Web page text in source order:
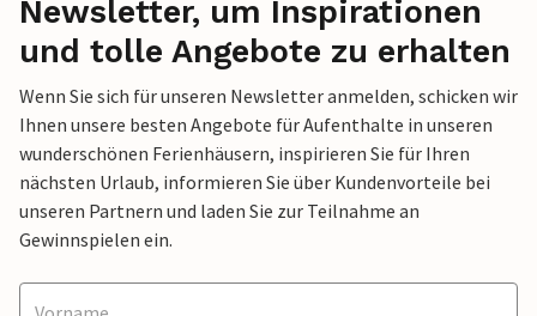
Newsletter, um Inspirationen
und tolle Angebote zu erhalten
Wenn Sie sich für unseren Newsletter anmelden, schicken wir
Ihnen unsere besten Angebote für Aufenthalte in unseren
wunderschönen Ferienhäusern, inspirieren Sie für Ihren
nächsten Urlaub, informieren Sie über Kundenvorteile bei
unseren Partnern und laden Sie zur Teilnahme an
Gewinnspielen ein.